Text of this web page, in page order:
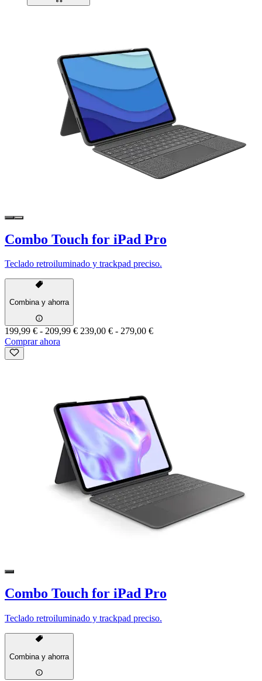
Combo Touch for iPad Pro
Teclado retroiluminado y trackpad preciso.
Combina y ahorra
199,99 € - 209,99 € 239,00 € - 279,00 €
Comprar ahora
Combo Touch for iPad Pro
Teclado retroiluminado y trackpad preciso.
Combina y ahorra